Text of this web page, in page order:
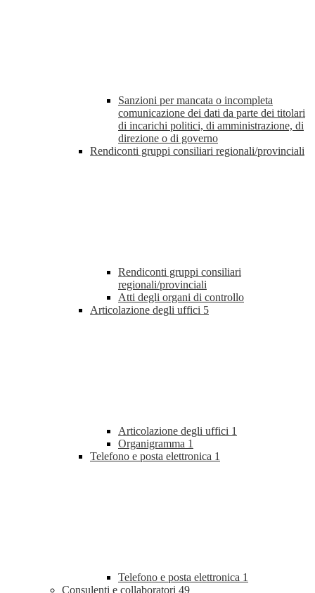
Sanzioni per mancata o incompleta
comunicazione dei dati da parte dei titolari
di incarichi politici, di amministrazione, di
direzione o di governo
Rendiconti gruppi consiliari regionali/provinciali
Rendiconti gruppi consiliari
regionali/provinciali
Atti degli organi di controllo
Articolazione degli uffici 5
Articolazione degli uffici 1
Organigramma 1
Telefono e posta elettronica 1
Telefono e posta elettronica 1
Consulenti e collaboratori 49